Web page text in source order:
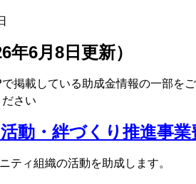
6月8日更新）
掲載している助成金情報の一部をご
さい
動・絆づくり推進事業
ティ組織の活動を助成します。